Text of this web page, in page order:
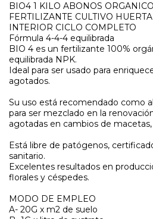
BIO4 1 KILO ABONOS
FERTILIZANTE CULTIVO
INTERIOR CICLO COMPLETO
Fórmula 4-4-4 equilibrada
BIO 4 es un fertilizante 100%
equilibrada NPK.
Ideal para ser usado para
agotados.
Su uso está recomendado como
para ser mezclado en la
agotadas en cambios de
Está libre de patógenos,
sanitario.
Excelentes resultados en
florales y céspedes.
MODO DE EMPLEO
A- 20G x m2 de suelo